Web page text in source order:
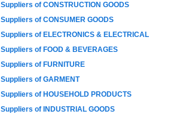
Suppliers of CONSTRUCTION GOODS
Suppliers of CONSUMER GOODS
Suppliers of ELECTRONICS & ELECTRICAL
Suppliers of FOOD & BEVERAGES
Suppliers of FURNITURE
Suppliers of GARMENT
Suppliers of HOUSEHOLD PRODUCTS
Suppliers of INDUSTRIAL GOODS